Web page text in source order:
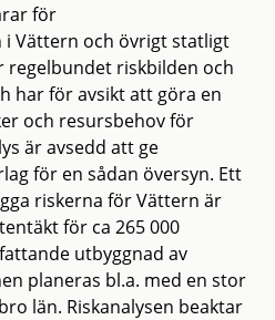
för
i Vättern och övrigt statligt
riskbilden och
har för avsikt att göra en
och resursbehov för
är avsedd att ge
för en sådan översyn. Ett
riskerna för Vättern är
för ca 265 000
utbyggnad av
planeras bl.a. med en stor
län. Riskanalysen beaktar